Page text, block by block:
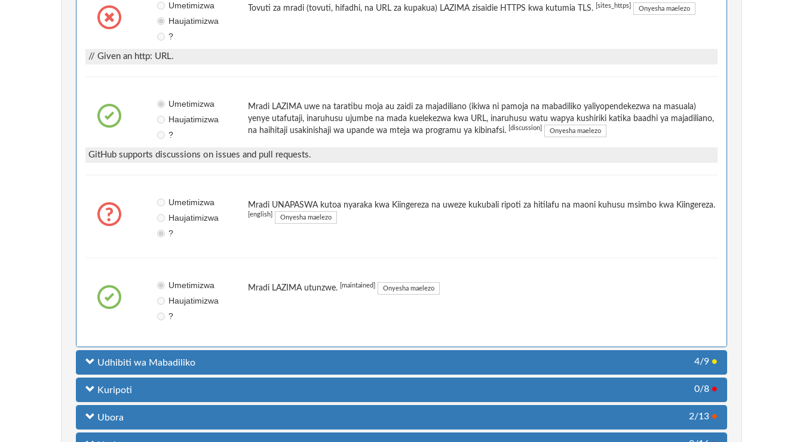
Umetimizwa
Haujatimizwa
?
Tovuti za mradi (tovuti, hifadhi, na URL za kupakua) LAZIMA zisaidie HTTPS kwa kutumia TLS. [sites_https] Onyesha maelezo
// Given an http: URL.
Umetimizwa
Haujatimizwa
?
Mradi LAZIMA uwe na taratibu moja au zaidi za majadiliano (ikiwa ni pamoja na mabadiliko yaliyopendekezwa na masuala)
yenye utafutaji, inaruhusu ujumbe na mada kuelekezwa kwa URL, inaruhusu watu wapya kushiriki katika baadhi ya majadiliano,
na haihitaji usakinishaji wa upande wa mteja wa programu ya kibinafsi.
[discussion] Onyesha maelezo
GitHub supports discussions on issues and pull requests.
Umetimizwa
Haujatimizwa
?
Mradi UNAPASWA kutoa nyaraka kwa Kiingereza na uweze kukubali ripoti za hitilafu na maoni kuhusu msimbo kwa Kiingereza.
[english] Onyesha maelezo
Umetimizwa
Haujatimizwa
?
Mradi LAZIMA utunzwe. [maintained] Onyesha maelezo
Udhibiti wa Mabadiliko 4/9 ●
Kuripoti 0/8 ●
Ubora 2/13 ●